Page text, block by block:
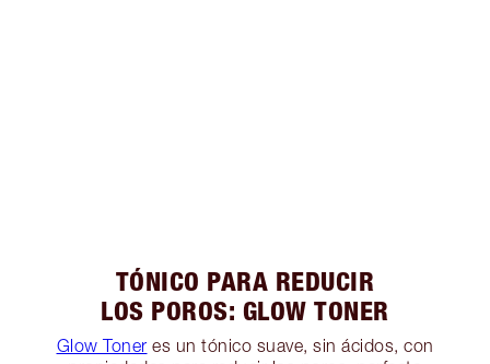
TÓNICO PARA REDUCIR
LOS POROS: GLOW TONER
Glow Toner es un tónico suave, sin ácidos, con